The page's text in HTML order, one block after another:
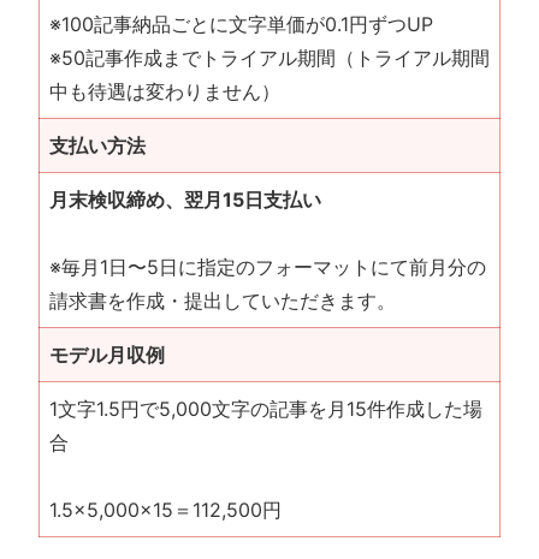
※100記事納品ごとに文字単価が0.1円ずつUP
※50記事作成までトライアル期間（トライアル期間
中も待遇は変わりません）
支払い方法
月末検収締め、翌月15日支払い
※毎月1日〜5日に指定のフォーマットにて前月分の
請求書を作成・提出していただきます。
モデル月収例
1文字1.5円で5,000文字の記事を月15件作成した場
合
1.5×5,000×15＝112,500円